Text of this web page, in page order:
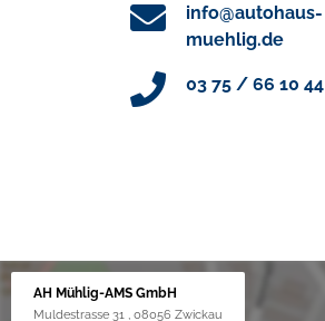
info@autohaus-
muehlig.de
03 75 / 66 10 44
AH Mühlig-AMS GmbH
Muldestrasse 31 , 08056 Zwickau